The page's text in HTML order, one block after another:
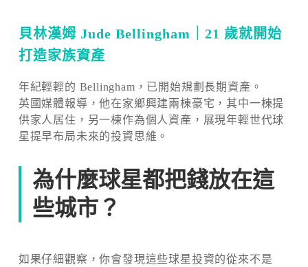
貝林漢姆 Jude Bellingham｜21 歲就開始
打造家族資產
年紀輕輕的 Bellingham，已開始規劃長期資產。
英國媒體報導，他在家鄉興建兩棟豪宅，其中一棟提
供家人居住，另一棟作為個人資產，展現年輕世代球
星提早布局未來的投資思維。
為什麼球星都把錢放在這
些城市？
如果仔細觀察，你會發現這些球星投資的從來不是